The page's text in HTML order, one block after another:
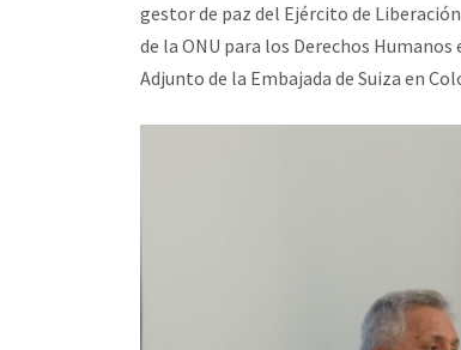
gestor de paz del Ejército de
de la ONU para los Derechos Humanos
Adjunto de la Embajada de Suiza en